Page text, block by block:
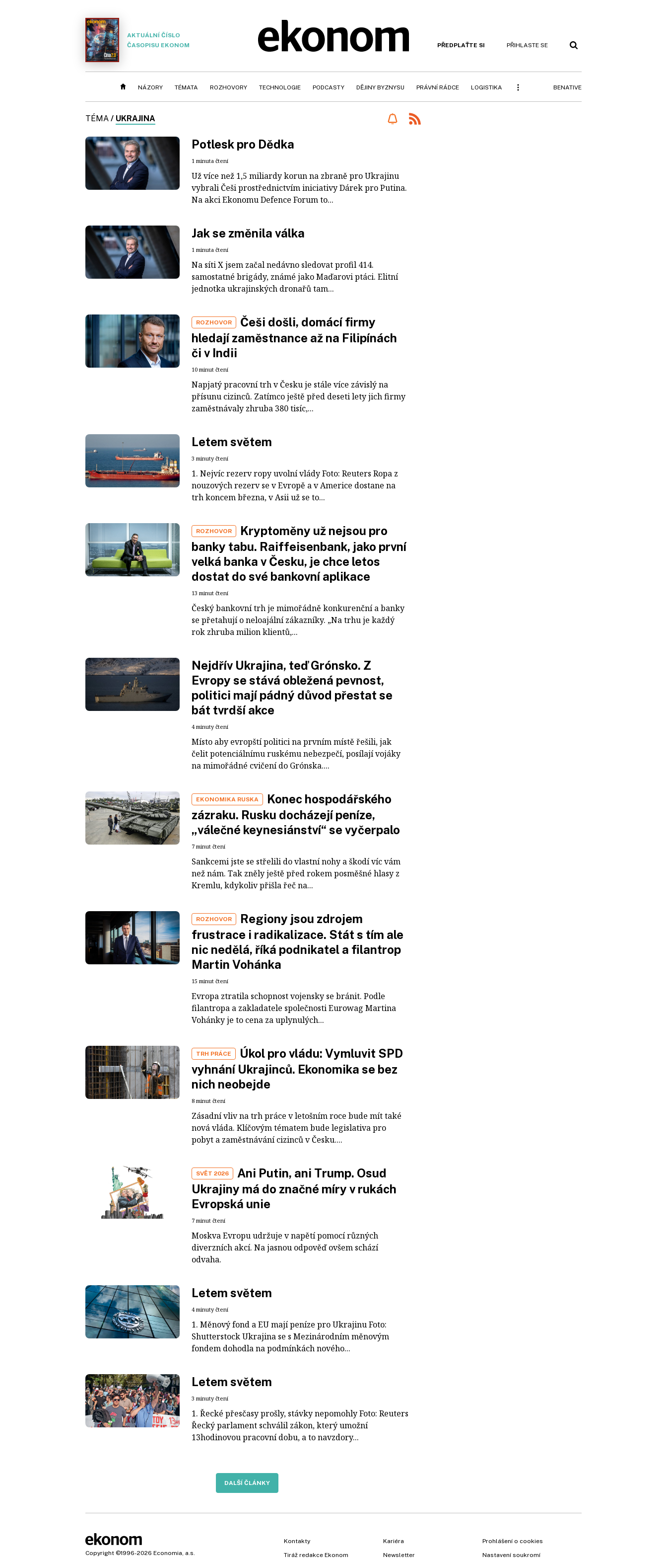
AKTUÁLNÍ ČÍSLO
ČASOPISU EKONOM
PŘEDPLAŤTE SI PŘIHLASTE SE
NÁZORY TÉMATA ROZHOVORY TECHNOLOGIE PODCASTY DĚJINY BYZNYSU PRÁVNÍ RÁDCE LOGISTIKA BENATIVE
TÉMA / UKRAJINA
Potlesk pro Dědka
1 minuta čtení
Už více než 1,5 miliardy korun na zbraně pro Ukrajinu
vybrali Češi prostřednictvím iniciativy Dárek pro Putina.
Na akci Ekonomu Defence Forum to...
Jak se změnila válka
1 minuta čtení
Na síti X jsem začal nedávno sledovat profil 414.
samostatné brigády, známé jako Maďarovi ptáci. Elitní
jednotka ukrajinských dronařů tam...
ROZHOVOR
Češi došli, domácí firmy
hledají zaměstnance až na Filipínách
či v Indii
10 minut čtení
Napjatý pracovní trh v Česku je stále více závislý na
přísunu cizinců. Zatímco ještě před deseti lety jich firmy
zaměstnávaly zhruba 380 tisíc,...
Letem světem
3 minuty čtení
1. Nejvíc rezerv ropy uvolní vlády Foto: Reuters Ropa z
nouzových rezerv se v Evropě a v Americe dostane na
trh koncem března, v Asii už se to...
ROZHOVOR
Kryptoměny už nejsou pro
banky tabu. Raiffeisenbank, jako první
velká banka v Česku, je chce letos
dostat do své bankovní aplikace
13 minut čtení
Český bankovní trh je mimořádně konkurenční a banky
se přetahují o neloajální zákazníky. „Na trhu je každý
rok zhruba milion klientů,...
Nejdřív Ukrajina, teď Grónsko. Z
Evropy se stává obležená pevnost,
politici mají pádný důvod přestat se
bát tvrdší akce
4 minuty čtení
Místo aby evropští politici na prvním místě řešili, jak
čelit potenciálnímu ruskému nebezpečí, posílají vojáky
na mimořádné cvičení do Grónska....
EKONOMIKA RUSKA
Konec hospodářského
zázraku. Rusku docházejí peníze,
„válečné keynesiánství“ se vyčerpalo
7 minut čtení
Sankcemi jste se střelili do vlastní nohy a škodí víc vám
než nám. Tak zněly ještě před rokem posměšné hlasy z
Kremlu, kdykoliv přišla řeč na...
ROZHOVOR
Regiony jsou zdrojem
frustrace i radikalizace. Stát s tím ale
nic nedělá, říká podnikatel a filantrop
Martin Vohánka
15 minut čtení
Evropa ztratila schopnost vojensky se bránit. Podle
filantropa a zakladatele společnosti Eurowag Martina
Vohánky je to cena za uplynulých...
TRH PRÁCE
Úkol pro vládu: Vymluvit SPD
vyhnání Ukrajinců. Ekonomika se bez
nich neobejde
8 minut čtení
Zásadní vliv na trh práce v letošním roce bude mít také
nová vláda. Klíčovým tématem bude legislativa pro
pobyt a zaměstnávání cizinců v Česku....
SVĚT 2026
Ani Putin, ani Trump. Osud
Ukrajiny má do značné míry v rukách
Evropská unie
7 minut čtení
Moskva Evropu udržuje v napětí pomocí různých
diverzních akcí. Na jasnou odpověď ovšem schází
odvaha.
Letem světem
4 minuty čtení
1. Měnový fond a EU mají peníze pro Ukrajinu Foto:
Shutterstock Ukrajina se s Mezinárodním měnovým
fondem dohodla na podmínkách nového...
Letem světem
3 minuty čtení
1. Řecké přesčasy prošly, stávky nepomohly Foto: Reuters
Řecký parlament schválil zákon, který umožní
13hodinovou pracovní dobu, a to navzdory...
DALŠÍ ČLÁNKY
Copyright ©1996-2026 Economia, a.s.
Kontakty
Tiráž redakce Ekonom
Kariéra
Newsletter
Prohlášení o cookies
Nastavení soukromí